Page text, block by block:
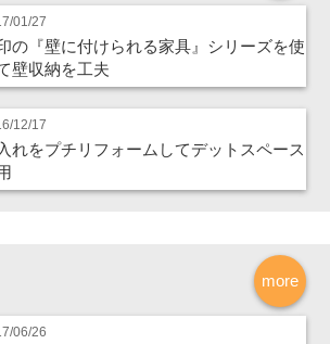
01/27
の『壁に付けられる家具』シリーズを使
壁収納を工夫
12/17
れをプチリフォームしてデットスペース
more
06/26